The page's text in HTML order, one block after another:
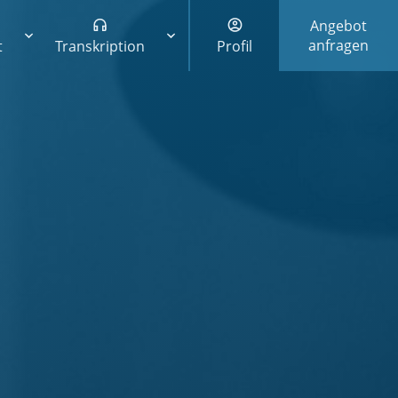
Transkription Profil
Angebot
anfragen